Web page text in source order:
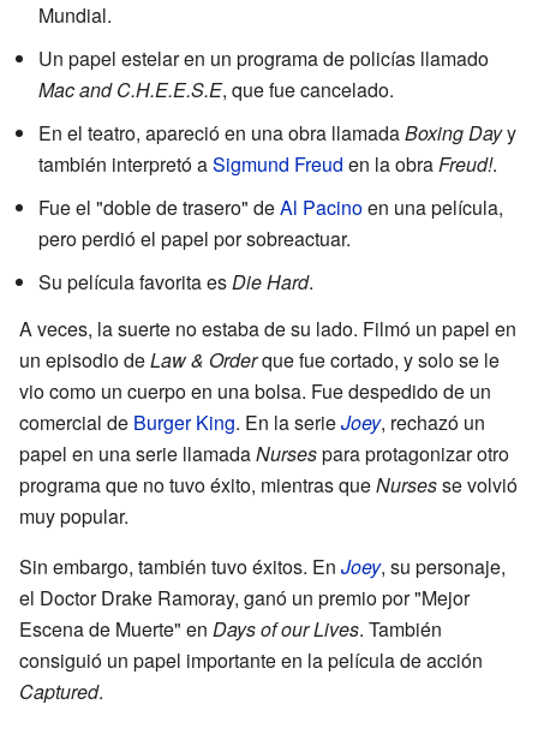
Mundial.
Un papel estelar en un programa de policías llamado
Mac and C.H.E.E.S.E, que fue cancelado.
En el teatro, apareció en una obra llamadaBoxing Dayy
también interpretó aSigmund Freud en la obraFreud!.
Fue el "doble de trasero" deAl Pacinoen una película,
pero perdió el papel por sobreactuar.
Su película favorita esDie Hard.
A veces, la suerte no estaba de su lado. Filmó un papel en
un episodio deLaw & Orderque fue cortado, y solo se le
vio como un cuerpo en una bolsa. Fue despedido de un
comercial de Burger King. En la serieJoey, rechazó un
papel en una serie llamadaNursespara protagonizar otro
programa que no tuvo éxito, mientras queNursesse volvió
muy popular.
Sin embargo, también tuvo éxitos. En Joey, su personaje,
el Doctor Drake Ramoray, ganó un premio por "Mejor
Escena de Muerte" en Days of our Lives. También
consiguió un papel importante en la película de acción
Captured.